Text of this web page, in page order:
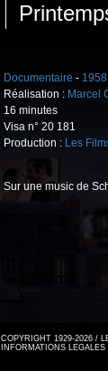
Documentaire - 1958
Réalisation : Marcel
16 minutes
Visa n° 20 181
Production : Les
Sur une music de
COPYRIGHT 1929-2026 /
INFORMATIONS LEGALES